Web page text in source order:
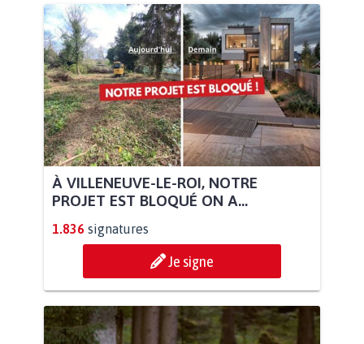
À VILLENEUVE-LE-ROI, NOTRE
PROJET EST BLOQUÉ ON A...
1.836 signatures
Je signe